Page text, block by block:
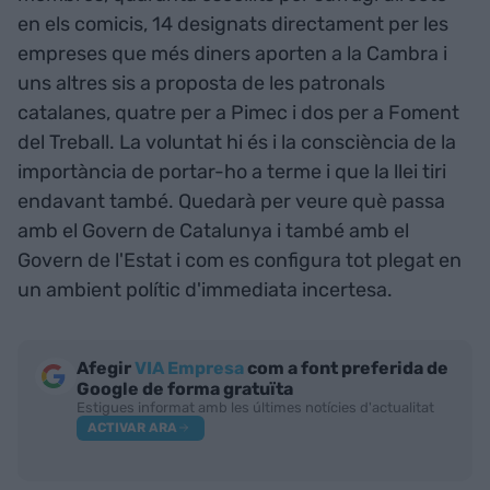
en els comicis, 14 designats directament per les
empreses que més diners aporten a la Cambra i
uns altres sis a proposta de les patronals
catalanes, quatre per a Pimec i dos per a Foment
del Treball. La voluntat hi és i la consciència de la
importància de portar-ho a terme i que la llei tiri
endavant també. Quedarà per veure què passa
amb el Govern de Catalunya i també amb el
Govern de l'Estat i com es configura tot plegat en
un ambient polític d'immediata incertesa.
AfegirVIA Empresa com a font preferida de
Google de forma gratuïta
Estigues informat amb les últimes notícies d'actualitat
ACTIVAR ARA